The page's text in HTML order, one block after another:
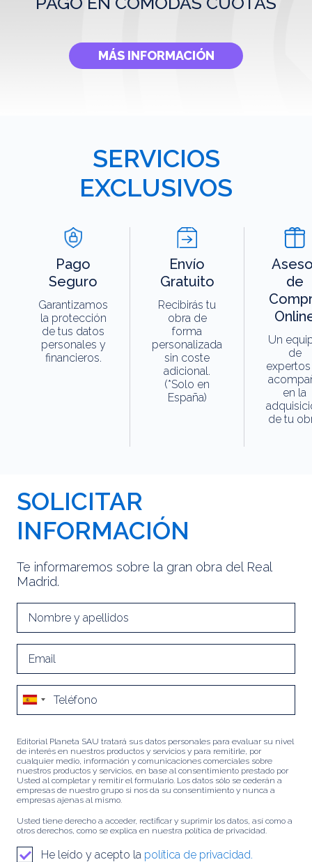
MÁS INFORMACIÓN
SERVICIOS
EXCLUSIVOS
Pago
Seguro
Garantizamos
la protección
de tus datos
personales y
financieros.
Envío
Gratuito
Recibirás tu
obra de
forma
personalizada
sin coste
adicional.
(*Solo en
España)
de
Un
de
en la
de tu
SOLICITAR
INFORMACIÓN
Te informaremos sobre la gran obra del Real
Madrid.
Editorial Planeta SAU tratará sus datos personales para evaluar su nivel
de interés en nuestros productos y servicios y para remitirle, por
cualquier medio, información y comunicaciones comerciales sobre
nuestros productos y servicios, en base al consentimiento prestado por
Usted al completar y remitir el formulario. Los datos sólo se cederán a
empresas de nuestro grupo si nos da su consentimiento y nunca a
empresas ajenas al mismo.
Usted tiene derecho a acceder, rectificar y suprimir los datos, así como a
otros derechos, como se explica en nuestra política de privacidad.
He leído y acepto la política de privacidad.